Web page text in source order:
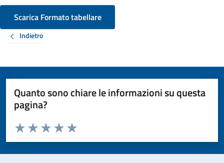
Scarica Formato tabellare
Indietro
Quanto sono chiare le informazioni su questa
pagina?
Valuta da 1 a 5 stelle la pagina
Valuta 5 stelle su 5
Valuta 4 stelle su 5
Valuta 3 stelle su 5
Valuta 2 stelle su 5
Valuta 1 stelle su 5